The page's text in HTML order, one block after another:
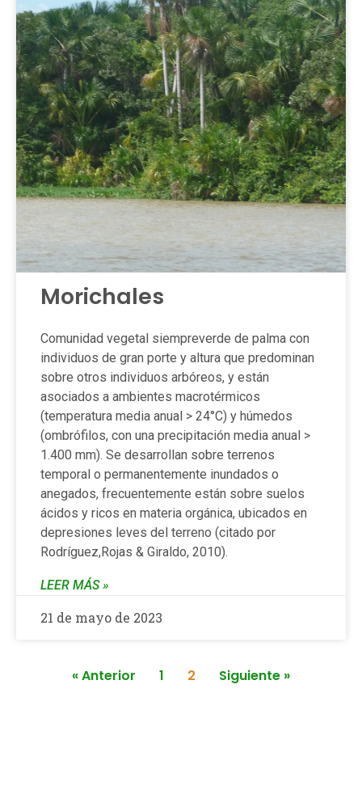
Morichales
Comunidad vegetal siempreverde de palma con
individuos de gran porte y altura que predominan
sobre otros individuos arbóreos, y están
asociados a ambientes macrotérmicos
(temperatura media anual > 24°C) y húmedos
(ombrófilos, con una precipitación media anual >
1.400 mm). Se desarrollan sobre terrenos
temporal o permanentemente inundados o
anegados, frecuentemente están sobre suelos
ácidos y ricos en materia orgánica, ubicados en
depresiones leves del terreno (citado por
Rodríguez,Rojas & Giraldo, 2010).
LEER MÁS »
21 de mayo de 2023
« Anterior 1 2 Siguiente »